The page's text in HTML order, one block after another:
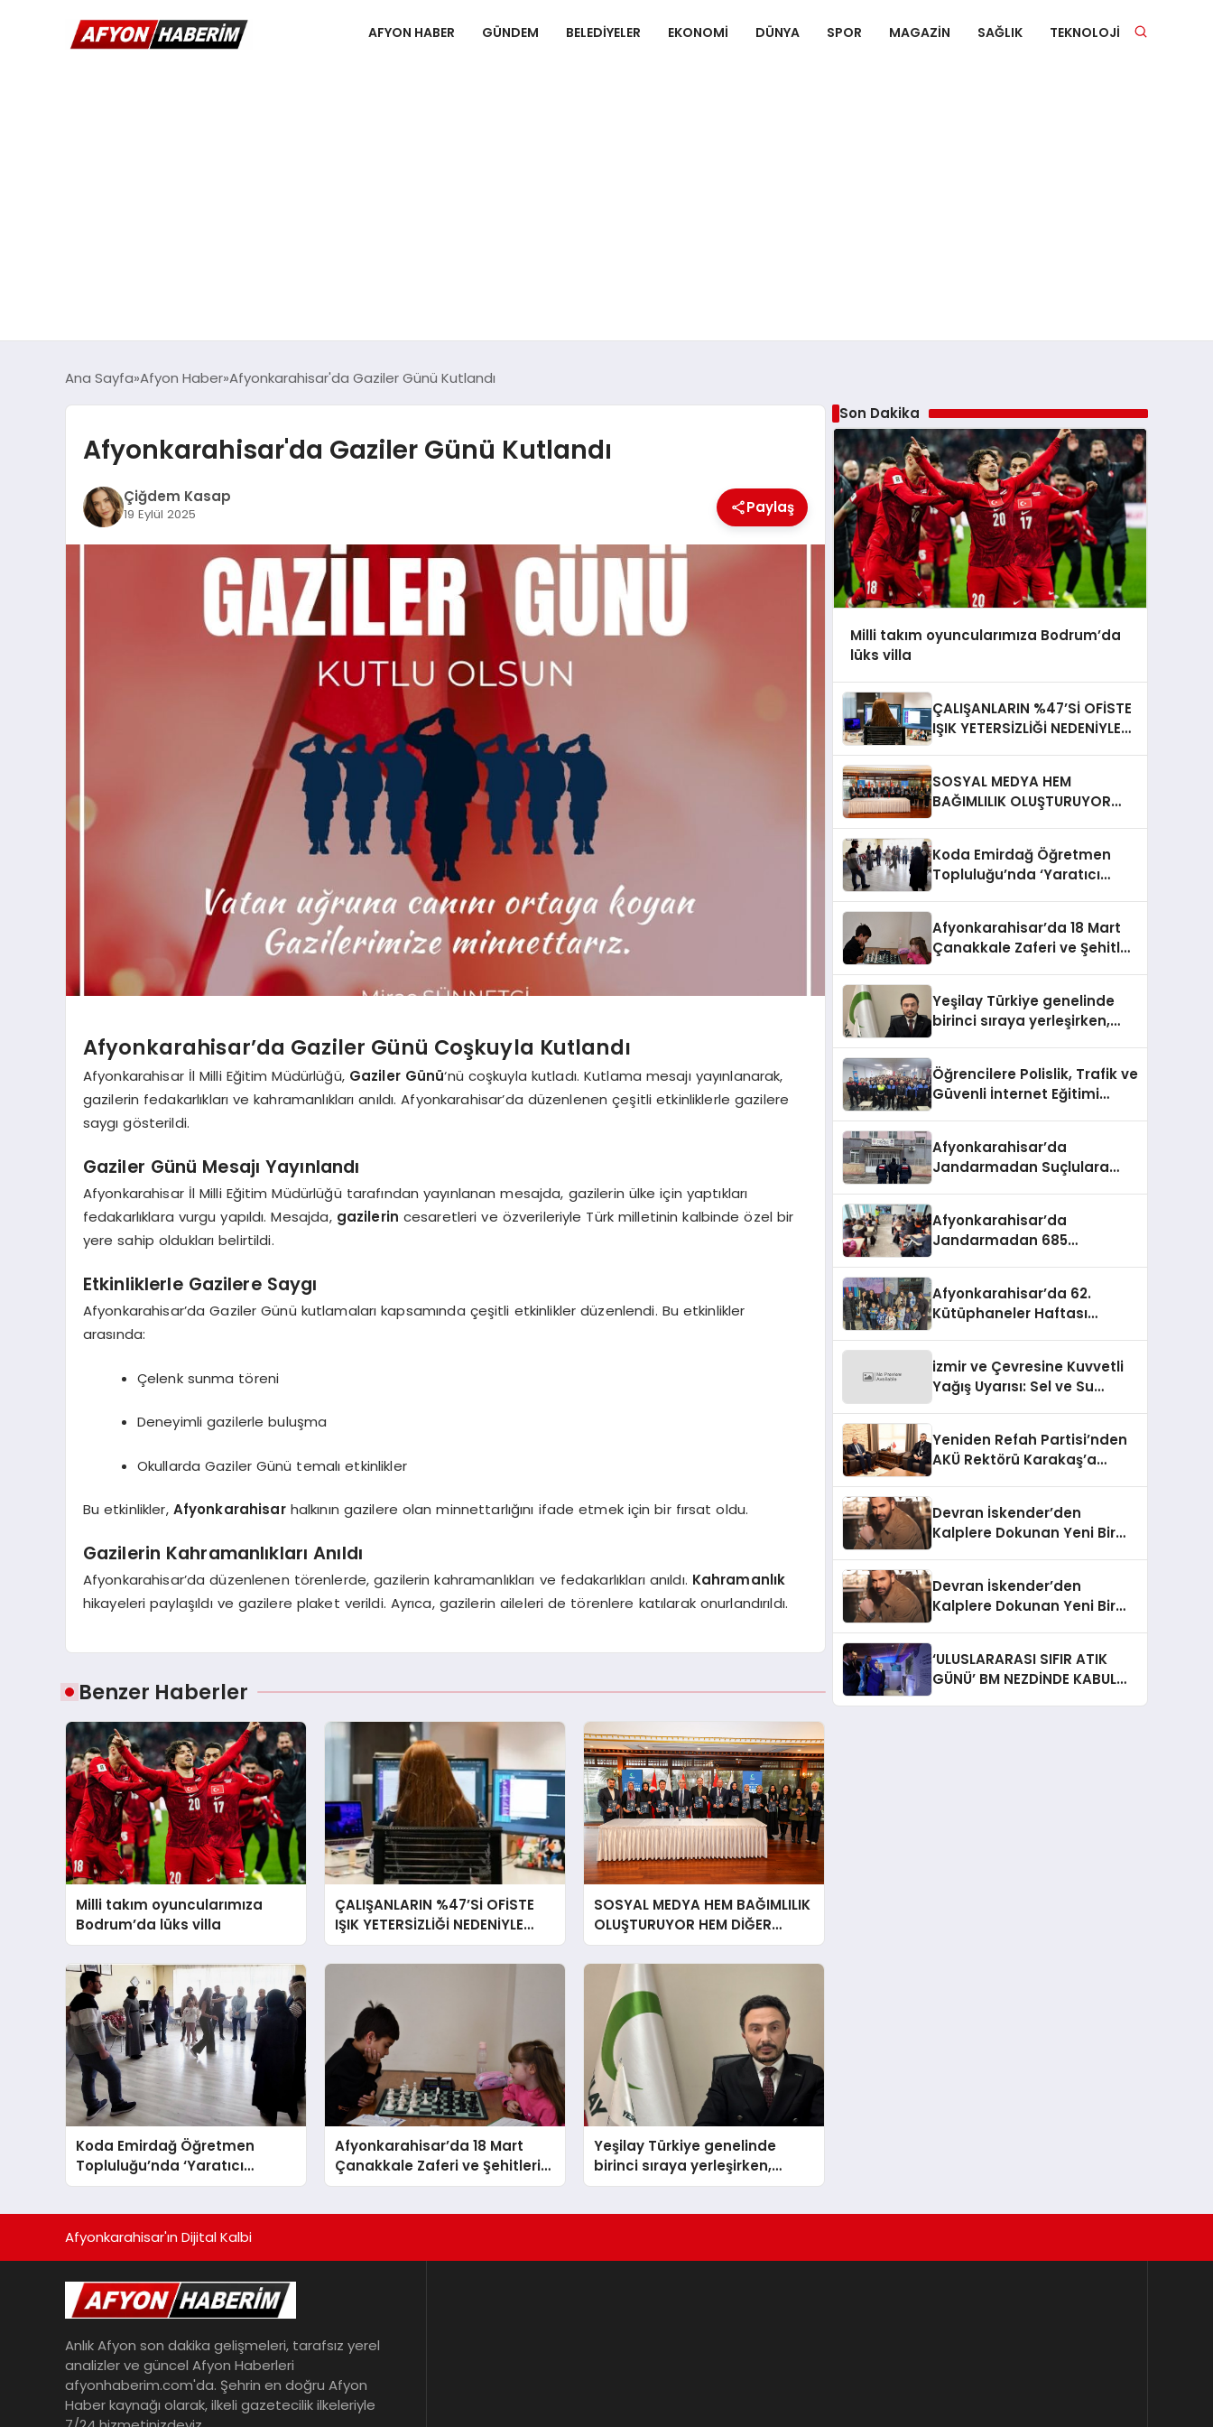
AFYON HABER GÜNDEM BELEDIYELER EKONOMI DÜNYA SPOR MAGAZIN SAĞLIK TEKNOLOJI
Ana Sayfa Afyon Haber Afyonkarahisar'da Gaziler Günü Kutlandı
Afyonkarahisar'da Gaziler Günü Kutlandı
Çiğdem Kasap
19 Eylül 2025 Paylaş
Afyonkarahisar’da Gaziler Günü Coşkuyla Kutlandı
Afyonkarahisar İl Milli Eğitim Müdürlüğü, Gaziler Günü‘nü coşkuyla kutladı. Kutlama mesajı yayınlanarak,
gazilerin fedakarlıkları ve kahramanlıkları anıldı. Afyonkarahisar’da düzenlenen çeşitli etkinliklerle gazilere
saygı gösterildi.
Gaziler Günü Mesajı Yayınlandı
Afyonkarahisar İl Milli Eğitim Müdürlüğü tarafından yayınlanan mesajda, gazilerin ülke için yaptıkları
fedakarlıklara vurgu yapıldı. Mesajda, gazilerin cesaretleri ve özverileriyle Türk milletinin kalbinde özel bir
yere sahip oldukları belirtildi.
Etkinliklerle Gazilere Saygı
Afyonkarahisar’da Gaziler Günü kutlamaları kapsamında çeşitli etkinlikler düzenlendi. Bu etkinlikler
arasında:
Çelenk sunma töreni
Deneyimli gazilerle buluşma
Okullarda Gaziler Günü temalı etkinlikler
Bu etkinlikler, Afyonkarahisarhalkının gazilere olan minnettarlığını ifade etmek için bir fırsat oldu.
Gazilerin Kahramanlıkları Anıldı
Afyonkarahisar’da düzenlenen törenlerde, gazilerin kahramanlıkları ve fedakarlıkları anıldı. Kahramanlık
hikayeleri paylaşıldı ve gazilere plaket verildi. Ayrıca, gazilerin aileleri de törenlere katılarak onurlandırıldı.
Benzer Haberler
Milli takım oyuncularımıza
Bodrum’da lüks villa
ÇALIŞANLARIN %47’Sİ OFİSTE
IŞIK YETERSİZLİĞİ NEDENİYLE
YORGUN HİSSEDİYOR
SOSYAL MEDYA HEM BAĞIMLILIK
OLUŞTURUYOR HEM DİĞER
BAĞIMLILIKLARA ZEMİN
HAZIRLIYOR”
Koda Emirdağ Öğretmen
Topluluğu’nda ‘Yaratıcı
Drama’ eğitimi gerçekleştirildi.
Afyonkarahisar’da 18 Mart
Çanakkale Zaferi ve Şehitleri
Anma Günü Satranç
Yeşilay Türkiye genelinde
birinci sıraya yerleşirken,
yürütülen faaliyetlerle de
Son Dakika
Milli takım oyuncularımıza Bodrum’da
lüks villa
ÇALIŞANLARIN %47’Sİ OFİSTE
IŞIK YETERSİZLİĞİ NEDENİYLE
SOSYAL MEDYA HEM
BAĞIMLILIK OLUŞTURUYOR
Koda Emirdağ Öğretmen
Topluluğu’nda ‘Yaratıcı
Afyonkarahisar’da 18 Mart
Çanakkale Zaferi ve Şehitleri
Yeşilay Türkiye genelinde
birinci sıraya yerleşirken,
Öğrencilere Polislik, Trafik ve
Güvenli İnternet Eğitimi
Afyonkarahisar’da
Jandarmadan Suçlulara
Afyonkarahisar’da
Jandarmadan 685
Afyonkarahisar’da 62.
Kütüphaneler Haftası
izmir ve Çevresine Kuvvetli
Yağış Uyarısı: Sel ve Su
Yeniden Refah Partisi’nden
AKÜ Rektörü Karakaş’a
Devran İskender’den
Kalplere Dokunan Yeni Bir
Devran İskender’den
Kalplere Dokunan Yeni Bir
‘ULUSLARARASI SIFIR ATIK
GÜNÜ’ BM NEZDİNDE KABUL
Afyonkarahisar'ın Dijital Kalbi
Anlık Afyon son dakika gelişmeleri, tarafsız yerel
analizler ve güncel Afyon Haberleri
afyonhaberim.com'da. Şehrin en doğru Afyon
Haber kaynağı olarak, ilkeli gazetecilik ilkeleriyle